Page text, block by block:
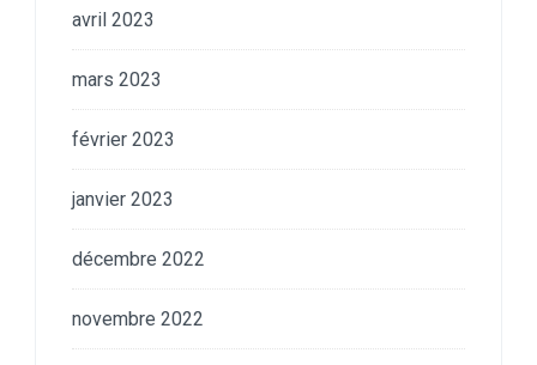
avril 2023
mars 2023
février 2023
janvier 2023
décembre 2022
novembre 2022